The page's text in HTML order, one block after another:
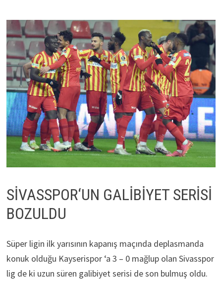
SİVASSPOR‘UN GALİBİYET SERİSİ
BOZULDU
Süper ligin ilk yarısının kapanış maçında deplasmanda
konuk olduğu Kayserispor ‘a 3 – 0 mağlup olan Sivasspor
lig de ki uzun süren galibiyet serisi de son bulmuş oldu.